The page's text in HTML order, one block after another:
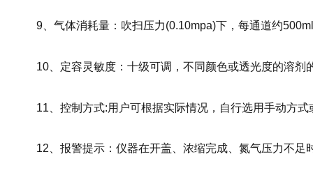
9、气体消耗量：吹扫压力(0.10mpa)下，每通道约
10、定容灵敏度：十级可调，不同颜色或透光度的溶剂
11、控制方式:用户可根据实际情况，自行选用手动方
12、报警提示：仪器在开盖、浓缩完成、氮气压力不足